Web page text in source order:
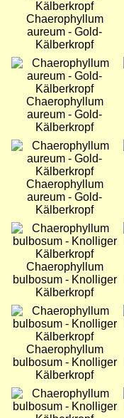
Chaerophyllum
aureum - Gold-
Kälberkropf
Bild
Chaerophyllum
aureum - Gold-
Kälberkropf
Bild
Chaerophyllum
aureum - Gold-
Kälberkropf
Bild
Chaerophyllum
bulbosum - Knolliger
Kälberkropf
Bild
Chaerophyllum
bulbosum - Knolliger
Kälberkropf
Bild